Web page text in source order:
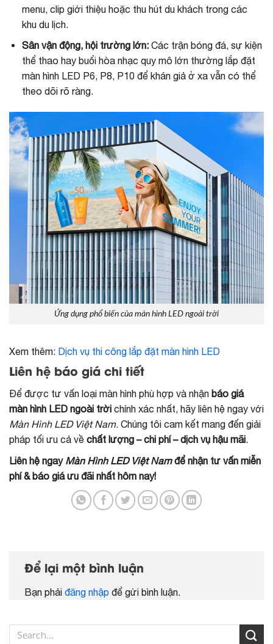
menu, clip giới thiệu hoặc thu hút du khách trong các
khu du lịch.
Sân vận động, hội trường lớn: Các trận bóng đá, sự kiện
thể thao hay buổi hòa nhạc quy mô lớn thường lắp đặt
màn hình LED P6, P8, P10 để khán giả ở xa vẫn có thể
theo dõi rõ ràng.
Ứng dụng phổ biến của màn hình LED ngoài trời
Xem thêm: Dịch vụ thi công lắp đặt màn hình LED
Liên hệ báo giá chi tiết
Để được tư vấn loại màn hình phù hợp và nhận báo giá
màn hình LED ngoài trời chính xác nhất, hãy liên hệ ngay với
Màn Hình LED Việt Nam. Chúng tôi cam kết mang đến giải
pháp tối ưu cả về chất lượng – chi phí – dịch vụ hậu mãi.
Liên hệ ngay Màn Hình LED Việt Namđể nhận tư vấn miễn
phí & báo giá ưu đãi nhất hôm nay!
Để lại một bình luận
Bạn phải đăng nhập để gửi bình luận.